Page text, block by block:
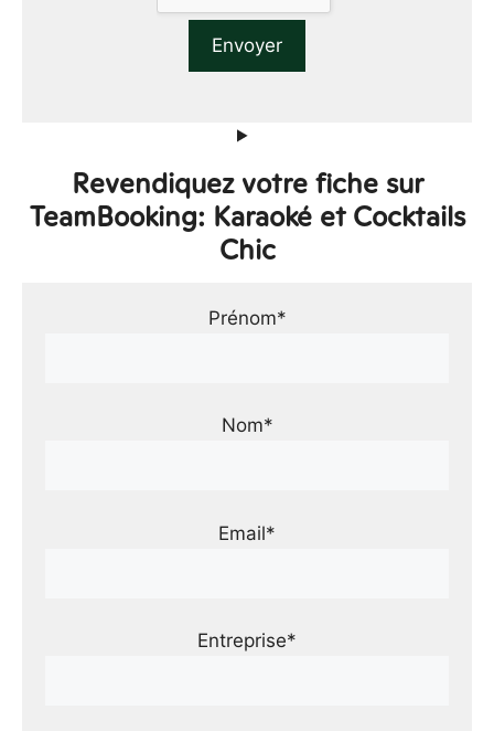
Revendiquez votre fiche sur
TeamBooking: Karaoké et Cocktails
Chic
Prénom*
Nom*
Email*
Entreprise*